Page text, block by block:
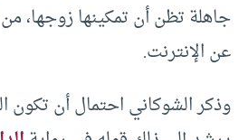
جاهلة تظن أن تمكينها زوجها،
عن الإنترنت.
وذكر الشوكاني احتمال أن تكون